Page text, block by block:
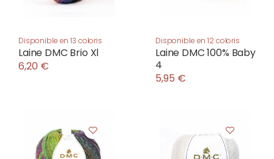
Disponible en 13 coloris
Laine DMC Brio Xl
6,20 €
Disponible en 12 coloris
Laine DMC 100% Baby
4
5,95 €